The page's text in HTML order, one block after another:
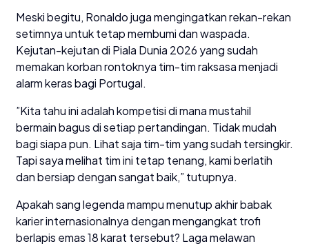
​Meski begitu, Ronaldo juga mengingatkan rekan-rekan
setimnya untuk tetap membumi dan waspada.
Kejutan-kejutan di Piala Dunia 2026 yang sudah
memakan korban rontoknya tim-tim raksasa menjadi
alarm keras bagi Portugal.
​”Kita tahu ini adalah kompetisi di mana mustahil
bermain bagus di setiap pertandingan. Tidak mudah
bagi siapa pun. Lihat saja tim-tim yang sudah tersingkir.
Tapi saya melihat tim ini tetap tenang, kami berlatih
dan bersiap dengan sangat baik,” tutupnya.
​Apakah sang legenda mampu menutup akhir babak
karier internasionalnya dengan mengangkat trofi
berlapis emas 18 karat tersebut? Laga melawan